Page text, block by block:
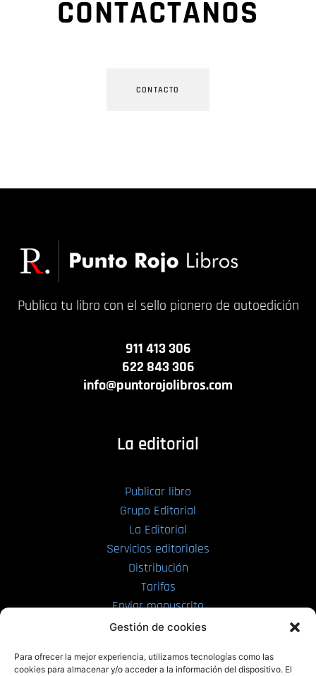
Gestión de cookies
Para ofrecer la mejor experiencia, utilizamos tecnologías como las
cookies para almacenar y/o acceder a la información del dispositivo. El
CONTÁCTANOS
CONTACTO
Publica tu libro con el sello pionero de autoedición
911 413 306
622 843 306
info@puntorojolibros.com
La editorial
Publicar libro
Grupo Editorial
La Editorial
Servicios editoriales
Distribución
Tarifas
Enviar manuscrito
PRL | Media